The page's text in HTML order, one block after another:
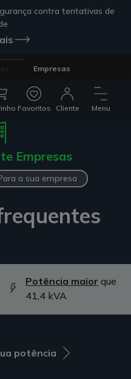
contra tentativas de
Empresas
Favoritos Cliente Menu
Empresas
a sua empresa
Potência maior que
41,4 kVA
potência